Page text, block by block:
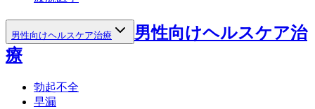
男性向けヘルスケア治療
男性向けヘルスケア治
療
勃起不全
早漏